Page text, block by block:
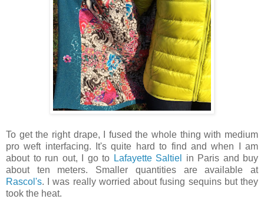
To get the right drape, I fused the whole thing with medium
pro weft interfacing. It's quite hard to find and when I am
about to run out, I go to Lafayette Saltiel
in Paris and buy
about ten meters. Smaller quantities are available at
Rascol's. I was really worried about fusing sequins but they
took the heat.